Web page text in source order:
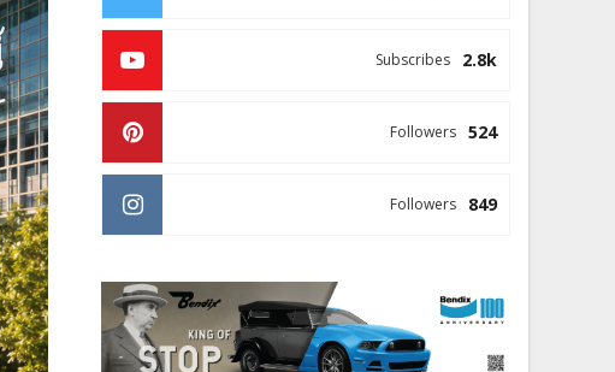
2.8k
Subscribes
524
Followers
849
Followers